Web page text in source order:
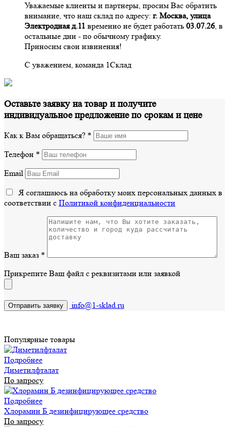
Уважаемые клиенты и партнеры, просим Вас обратить
внимание, что наш склад по адресу: г. Москва, улица
Электродная д.11 временно не будет работать 03.07.26, в
остальные дни - по обычному графику.
Приносим свои извинения!
С уважением, команда 1Склад
Оставьте заявку на товар и получите
индивидуальное предложение по срокам и цене
Как к Вам обращаться? *
Телефон *
Email
Я соглашаюсь на обработку моих персональных данных в
соответствии с Политикой конфиденциальности
Ваш заказ *
Прикрепите Ваш файл с реквизитами или заявкой
info@1-sklad.ru
Популярные товары
Подробнее
Диметилфталат
По запросу
Подробнее
Хлорамин Б дезинфицирующее средство
По запросу